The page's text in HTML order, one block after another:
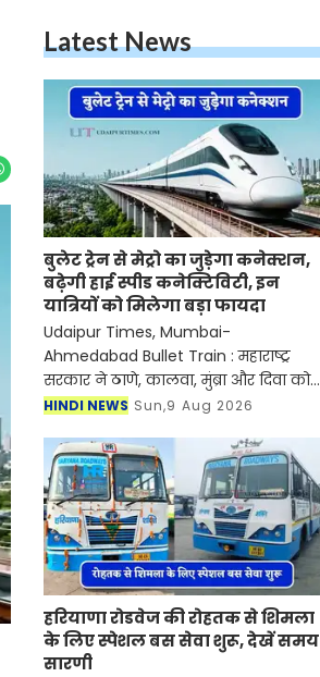
Latest News
बुलेट ट्रेन से मेट्रो का जुड़ेगा कनेक्शन,
बढ़ेगी हाई स्पीड कनेक्टिविटी, इन
यात्रियों को मिलेगा बड़ा फायदा
Udaipur Times, Mumbai-
Ahmedabad Bullet Train : महाराष्ट्र
सरकार ने ठाणे, कालवा, मुंब्रा और दिवा को
जोड़ने वाले एक नए मेट्रो कॉरिडोर को
हाई-स्पीड रेल कॉरि
HINDI NEWS Sun,9 Aug 2026
हरियाणा रोडवेज की रोहतक से शिमला
के लिए स्पेशल बस सेवा शुरू, देखें समय
सारणी